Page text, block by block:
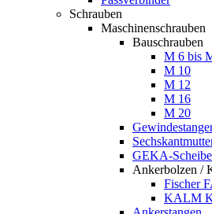
Schrauben
Maschinenschrauben
Bauschrauben
M 6 bis
M 10
M 12
M 16
M 20
GEKA-
Ankerbolzen /
Fischer
KALM